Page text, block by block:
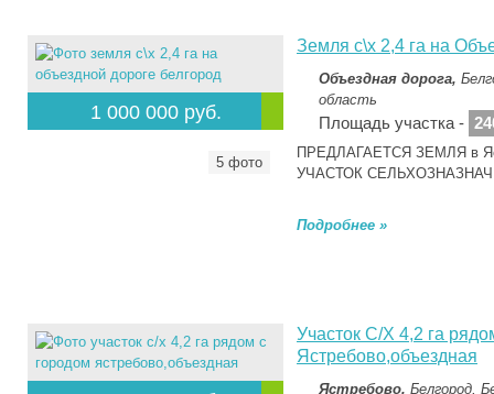
1 000 000 руб.
5 фото
Земля с\х 2,4 га на
Объездная дорога,
область
Площадь участка -
ПРЕДЛАГАЕТСЯ ЗЕМЛЯ в
УЧАСТОК
Подробнее »
Участок С/Х 4,2 га
Ястребово,объездная
Ястребово, Белгород,